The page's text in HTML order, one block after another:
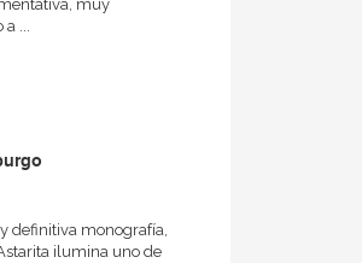
muy
...
definitiva monografía,
ilumina uno de